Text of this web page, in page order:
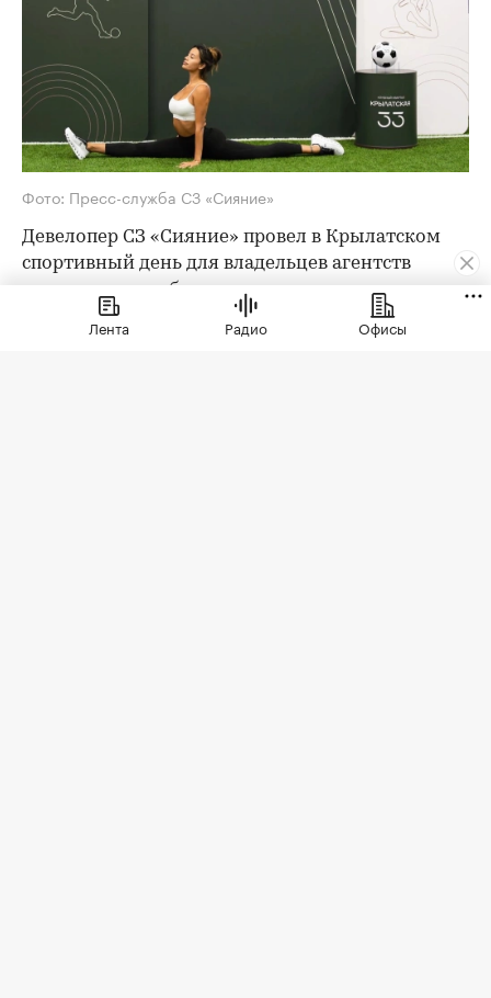
Фото: Пресс-служба СЗ «Сияние»
Девелопер СЗ «Сияние» провел в Крылатском
спортивный день для владельцев агентств
недвижимости, брокеров премиального
сегмента, блогеров и лидеров мнений отрасли.
Мероприятие состоялось в Paris Saint-Germain
Лента Радио Офисы